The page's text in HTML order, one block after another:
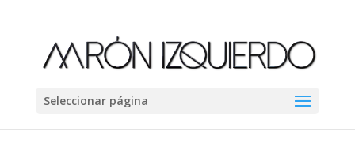
Seleccionar página